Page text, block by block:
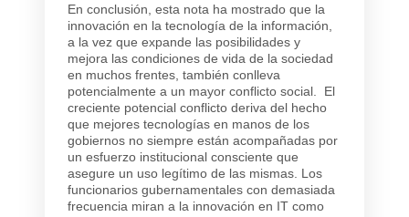
En conclusión, esta nota ha mostrado que la
innovación en la tecnología de la información,
a la vez que expande las posibilidades y
mejora las condiciones de vida de la sociedad
en muchos frentes, también conlleva
potencialmente a un mayor conflicto social. El
creciente potencial conflicto deriva del hecho
que mejores tecnologías en manos de los
gobiernos no siempre están acompañadas por
un esfuerzo institucional consciente que
asegure un uso legítimo de las mismas. Los
funcionarios gubernamentales con demasiada
frecuencia miran a la innovación en IT como